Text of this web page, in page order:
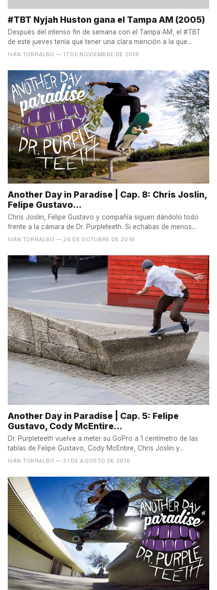
#TBT Nyjah Huston gana el Tampa AM (2005)
Después del intenso fin de semana con el Tampa AM, el #TBT
de este jueves tenía que tener una clara mención a la que...
IVÁN TORRALBO — 17 DE NOVIEMBRE DE 2016
Another Day in Paradise | Cap. 8: Chris Joslin,
Felipe Gustavo…
Chris Joslin, Felipe Gustavo y compañía siguen dándolo todo
frente a la cámara de Dr. Purpleteeth. Si echabas de menos...
IVÁN TORRALBO — 26 DE OCTUBRE DE 2016
Another Day in Paradise | Cap. 5: Felipe
Gustavo, Cody McEntire...
Dr. Purpleteeth vuelve a meter su GoPro a 1 centímetro de las
tablas de Felipe Gustavo, Cody McEntire, Chris Joslin y...
IVÁN TORRALBO — 31 DE AGOSTO DE 2016